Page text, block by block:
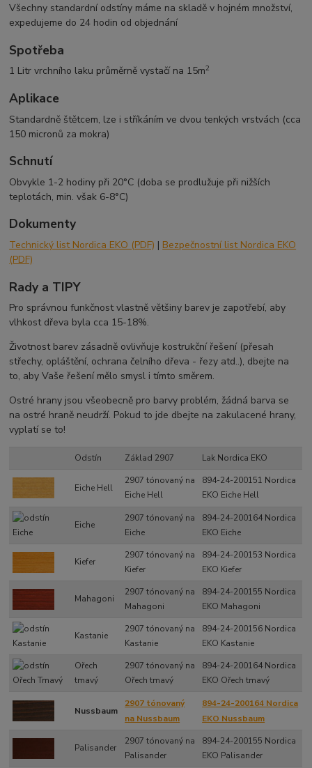
Všechny standardní odstíny máme na skladě v hojném množství,
expedujeme do 24 hodin od objednání
Spotřeba
1 Litr vrchního laku průměrně vystačí na 15m2
Aplikace
Standardně štětcem, lze i stříkáním ve dvou tenkých vrstvách (cca
150 micronů za mokra)
Schnutí
Obvykle 1-2 hodiny při 20°C (doba se prodlužuje při nižších
teplotách, min. však 6-8°C)
Dokumenty
Technický list Nordica EKO (PDF) | Bezpečnostní list Nordica EKO
(PDF)
Rady a TIPY
Pro správnou funkčnost vlastně většiny barev je zapotřebí, aby
vlhkost dřeva byla cca 15-18%.
Životnost barev zásadně ovlivňuje kostrukční řešení (přesah
střechy, opláštění, ochrana čelního dřeva - řezy atd..), dbejte na
to, aby Vaše řešení mělo smysl i tímto směrem.
Ostré hrany jsou všeobecně pro barvy problém, žádná barva se
na ostré hraně neudrží. Pokud to jde dbejte na zakulacené hrany,
vyplatí se to!
Odstín Základ 2907 Lak Nordica EKO
Eiche Hell
2907 tónovaný na
Eiche Hell
894-24-200151 Nordica
EKO Eiche Hell
Eiche
2907 tónovaný na
Eiche
894-24-200164 Nordica
EKO Eiche
Kiefer
2907 tónovaný na
Kiefer
894-24-200153 Nordica
EKO Kiefer
Mahagoni
2907 tónovaný na
Mahagoni
894-24-200155 Nordica
EKO Mahagoni
Kastanie
2907 tónovaný na
Kastanie
894-24-200156 Nordica
EKO Kastanie
Ořech
tmavý
2907 tónovaný na
Ořech tmavý
894-24-200164 Nordica
EKO Ořech tmavý
Nussbaum
2907 tónovaný
na Nussbaum
894-24-200164 Nordica
EKO Nussbaum
Palisander
2907 tónovaný na
Palisander
894-24-200155 Nordica
EKO Palisander